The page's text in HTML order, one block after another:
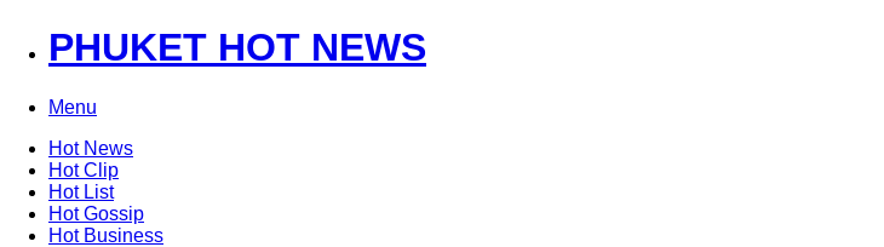
PHUKET HOT NEWS
Menu
HotNews
HotClip
HotList
HotGossip
HotBusiness